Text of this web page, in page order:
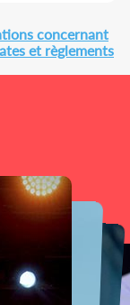
concernant
et règlements